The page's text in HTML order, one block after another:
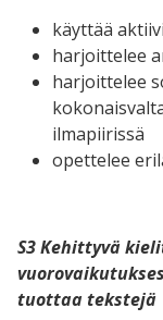
käyttää
harjoittelee
harjoittelee
ilmapiirissä
opettelee
S3 Kehittyvä
tuottaa tekstejä